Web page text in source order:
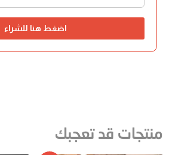
اضغط هنا للشراء
منتجات قد تعجبك